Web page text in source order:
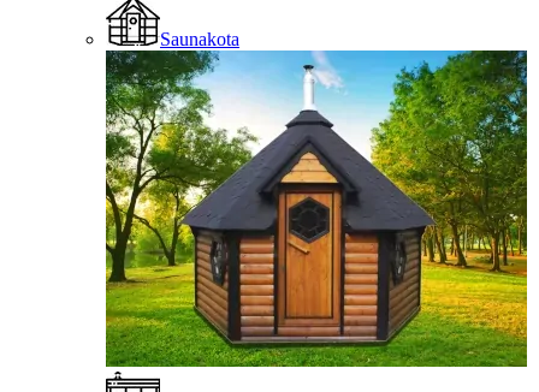
Saunakota